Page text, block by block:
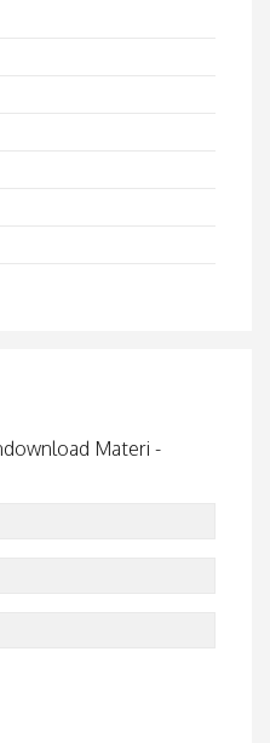
Materi -